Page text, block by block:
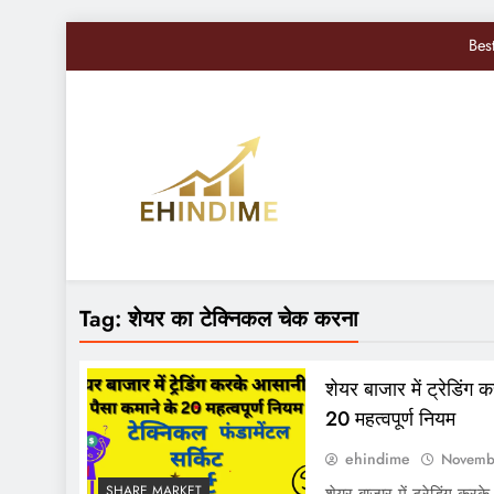
Sandisk Shares में
Nifty, Sensex
सोमवार से
Smarter Investments, Brighter Future: Your
Tag:शेयर का टेक्निकल चेक करना
शेयर बाजार में ट्रेडिंग
20 महत्वपूर्ण नियम
ehindime